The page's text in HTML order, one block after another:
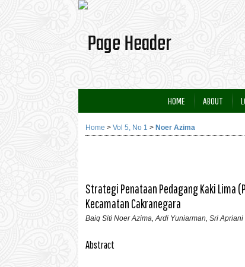
HOME ABOUT
Home > Vol 5, No 1 > Noer Azima
Strategi Penataan Pedagang Kaki Lima
Kecamatan Cakranegara
Baiq Siti Noer Azima, Ardi Yuniarman, Sri
Abstract